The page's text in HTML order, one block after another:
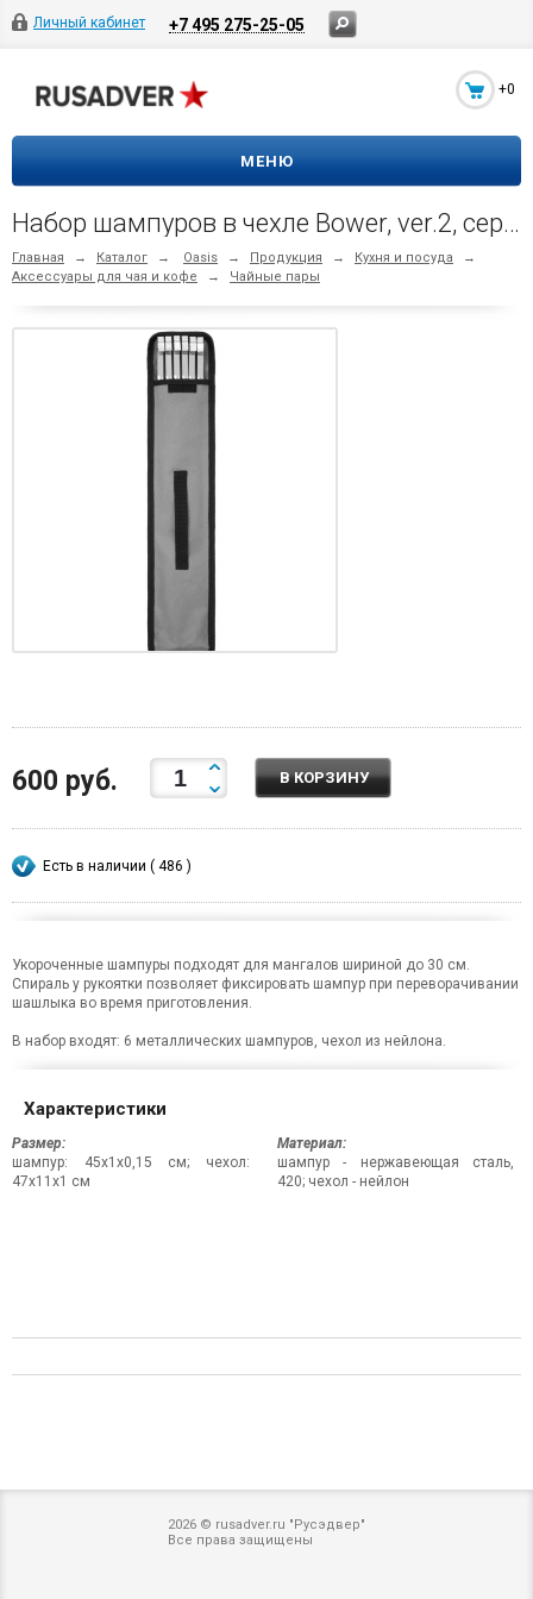
Личный кабинет +7 495 275-25-05
+0
МЕНЮ
Набор шампуров в чехле Bower, ver.2, серый
Главная → Каталог → Oasis → Продукция → Кухня и посуда
→
Аксессуары для чая и кофе
→ Чайные пары
600 руб. В КОРЗИНУ
Есть в наличии ( 486 )
Укороченные шампуры подходят для мангалов шириной до 30 см.
Спираль у рукоятки позволяет фиксировать шампур при переворачивании
шашлыка во время приготовления.
В набор входят: 6 металлических шампуров, чехол из нейлона.
Характеристики
Размер:
шампур: 45х1х0,15 см; чехол:
47х11х1 см
Материал:
шампур - нержавеющая сталь,
420; чехол - нейлон
2026 © rusadver.ru "Русэдвер"
Все права защищены